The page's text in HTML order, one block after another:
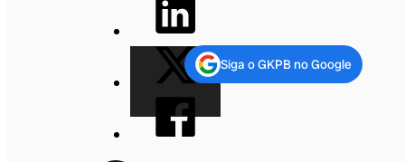
Siga o GKPB no Google